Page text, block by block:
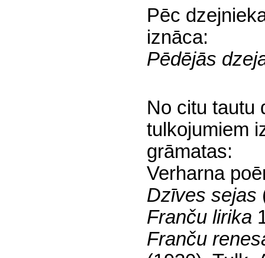
Pēc
iznāca:
Pēdējās
No citu tautu
tulkojumiem
grāmatas:
Verharna
Dzīves sejas
Franču lirika
Franču